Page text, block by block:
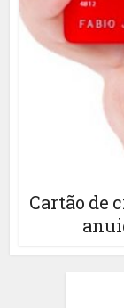
Cartão de